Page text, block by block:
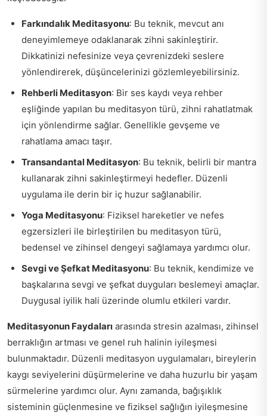
Farkındalık Meditasyonu: Bu teknik, mevcut anı
deneyimlemeye odaklanarak zihni sakinleştirir.
Dikkatinizi nefesinize veya çevrenizdeki seslere
yönlendirerek, düşüncelerinizi gözlemleyebilirsiniz.
Rehberli Meditasyon: Bir ses kaydı veya rehber
eşliğinde yapılan bu meditasyon türü, zihni rahatlatmak
için yönlendirme sağlar. Genellikle gevşeme ve
rahatlama amacı taşır.
Transandantal Meditasyon: Bu teknik, belirli bir mantra
kullanarak zihni sakinleştirmeyi hedefler. Düzenli
uygulama ile derin bir iç huzur sağlanabilir.
Yoga Meditasyonu: Fiziksel hareketler ve nefes
egzersizleri ile birleştirilen bu meditasyon türü,
bedensel ve zihinsel dengeyi sağlamaya yardımcı olur.
Sevgi ve Şefkat Meditasyonu: Bu teknik, kendimize ve
başkalarına sevgi ve şefkat duyguları beslemeyi amaçlar.
Duygusal iyilik hali üzerinde olumlu etkileri vardır.
Meditasyonun Faydaları arasında stresin azalması, zihinsel
berraklığın artması ve genel ruh halinin iyileşmesi
bulunmaktadır. Düzenli meditasyon uygulamaları, bireylerin
kaygı seviyelerini düşürmelerine ve daha huzurlu bir yaşam
sürmelerine yardımcı olur. Aynı zamanda, bağışıklık
sisteminin güçlenmesine ve fiziksel sağlığın iyileşmesine